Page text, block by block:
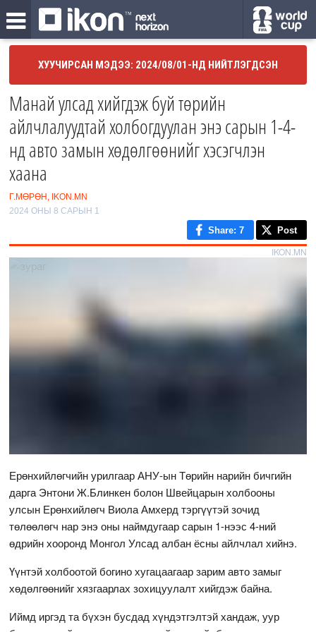
ХУУЧИРСАН МЭДЭЭ: 2024/08/01-НД НИЙТЛЭГДСЭН
Манай улсад хийгдэж буй төрийн
айлчлалуудтай холбогдуулан энэ сарын 1-4-
нд авто замын хөдөлгөөнийг хэсэгчлэн
хаана
Г.МӨРӨН, IKON.MN
2024 ОНЫ 8 САРЫН 1
Share: 7 Post
IKON.MN
Ерөнхийлөгчийн урилгаар АНУ-ын Төрийн нарийн бичгийн
дарга Энтони Ж.Блинкен болон Швейцарын холбооны
улсын Ерөнхийлөгч Виола Амхерд тэргүүтэй зочид
төлөөлөгч нар энэ оны наймдугаар сарын 1-нээс 4-ний
өдрийн хооронд Монгол Улсад албан ёсны айлчлал хийнэ.
Үүнтэй холбоотой богино хугацаагаар зарим авто замыг
хөдөлгөөнийг хязгаарлах зохицуулалт хийгдэж байна.
Иймд иргэд та бүхэн бусдад хүндэтгэлтэй хандаж, уур